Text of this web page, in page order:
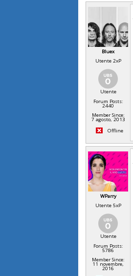
Bluex
Utente 2xP
Utente
Forum Posts:
2440
Member Since:
7 agosto, 2013
Offline
WParry
Utente 5xP
Utente
Forum Posts:
5786
Member Since:
11 novembre,
2016